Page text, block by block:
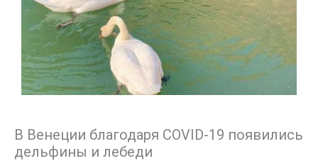
В Венеции благодаря COVID-19 появились
дельфины и лебеди